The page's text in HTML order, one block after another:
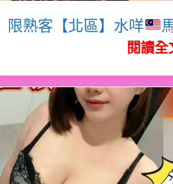
限熟客【北區】水咩
閱讀全